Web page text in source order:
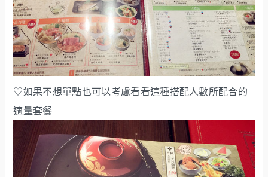
♡如果不想單點也可以考慮看看這種搭配人數所配合的
適量套餐